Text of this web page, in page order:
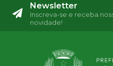
Newsletter
Inscreva-se e receba
novidade!